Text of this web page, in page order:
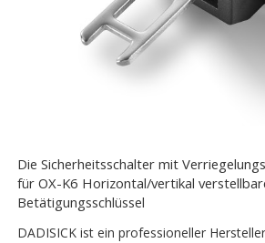
Die Sicherheitsschalter mit
für OX-K6 Horizontal/vertikal
Betätigungsschlüssel
DADISICK ist ein professioneller